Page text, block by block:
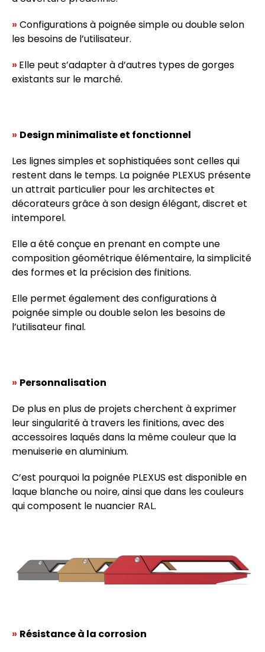
» Configurations à poignée simple ou double selon
les besoins de l’utilisateur.
» Elle peut s’adapter à d’autres types de gorges
existants sur le marché.
» Design minimaliste et fonctionnel
Les lignes simples et sophistiquées sont celles qui
restent dans le temps. La poignée PLEXUS présente
un attrait particulier pour les architectes et
décorateurs grâce à son design élégant, discret et
intemporel.
Elle a été conçue en prenant en compte une
composition géométrique élémentaire, la simplicité
des formes et la précision des finitions.
Elle permet également des configurations à
poignée simple ou double selon les besoins de
l’utilisateur final.
» Personnalisation
De plus en plus de projets cherchent à exprimer
leur singularité à travers les finitions, avec des
accessoires laqués dans la même couleur que la
menuiserie en aluminium.
C’est pourquoi la poignée PLEXUS est disponible en
laque blanche ou noire, ainsi que dans les couleurs
qui composent le nuancier RAL.
» Résistance à la corrosion